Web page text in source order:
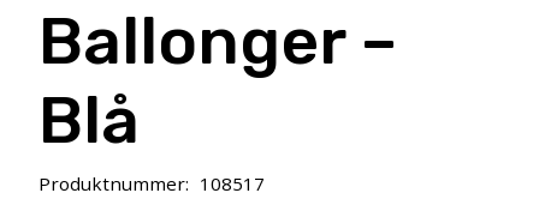
Ballonger –
Blå
Produktnummer: 108517